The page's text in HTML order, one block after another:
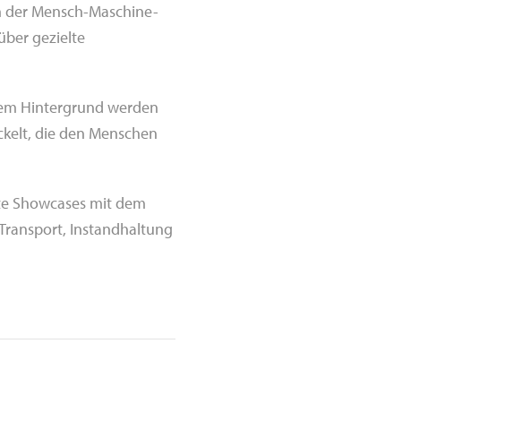
Mensch-Maschine-
gezielte
Hintergrund werden
die den Menschen
Showcases mit dem
Instandhaltung